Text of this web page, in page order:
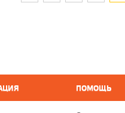
ПОМОЩЬ